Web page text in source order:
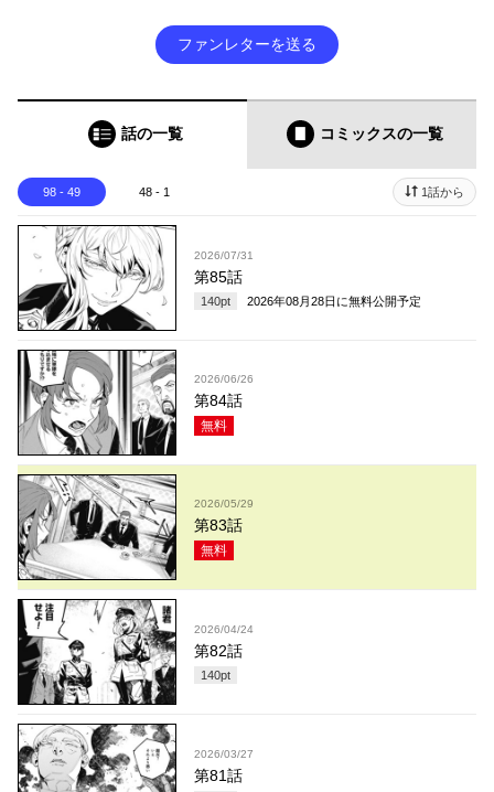
ファンレターを送る
話の一覧 コミックスの一覧
98 - 49 48 - 1 1話から
2026/07/31
第85話
140pt 2026年08月28日 に無料公開予定
2026/06/26
第84話
無料
2026/05/29
第83話
無料
2026/04/24
第82話
140pt
2026/03/27
第81話